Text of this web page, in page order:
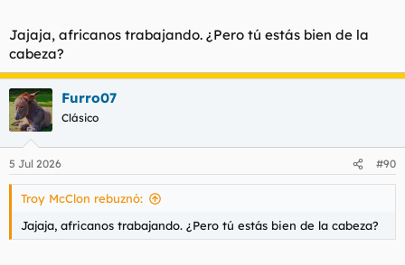
Jajaja, africanos trabajando. ¿Pero tú estás bien de la
cabeza?
Furro07
Clásico
5 Jul 2026 #90
Troy McClon rebuznó:
Jajaja, africanos trabajando. ¿Pero tú estás bien de la cabeza?